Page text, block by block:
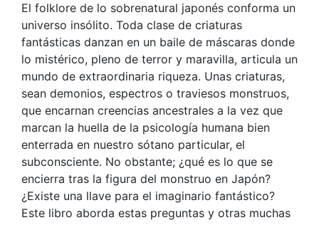
El folklore de lo sobrenatural japonés conforma un
universo insólito. Toda clase de criaturas
fantásticas danzan en un baile de máscaras donde
lo mistérico, pleno de terror y maravilla, articula un
mundo de extraordinaria riqueza. Unas criaturas,
sean demonios, espectros o traviesos monstruos,
que encarnan creencias ancestrales a la vez que
marcan la huella de la psicología humana bien
enterrada en nuestro sótano particular, el
subconsciente. No obstante; ¿qué es lo que se
encierra tras la figura del monstruo en Japón?
¿Existe una llave para el imaginario fantástico?
Este libro aborda estas preguntas y otras muchas